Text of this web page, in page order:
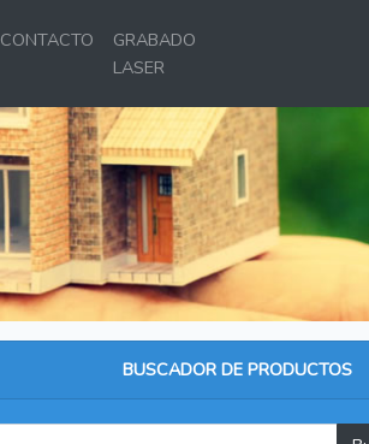
CONTACTO
GRABADO
LASER
BUSCADOR DE PRODUCTOS